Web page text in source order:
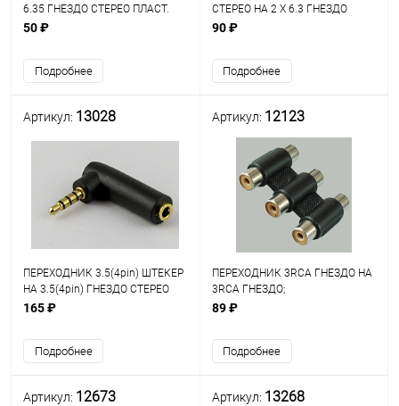
6.35 ГНЕЗДО СТЕРЕО ПЛАСТ.
50 ₽
Подробнее
СТЕРЕО НА 2 Х 6.3 ГНЕЗДО
СТЕРЕО GOLD ПЛАСТИК
90 ₽
Подробнее
Артикул: 13028
ПЕРЕХОДНИК 3.5(4pin) ШТЕКЕР
НА 3.5(4pin) ГНЕЗДО СТЕРЕО
УГЛОВОЙ (Аудиоадаптер )
165 ₽
Подробнее
Артикул: 12123
ПЕРЕХОДНИК 3RCA ГНЕЗДО НА
3RCA ГНЕЗДО;
материал:пластик
89 ₽
Подробнее
Артикул: 12673 Артикул: 13268